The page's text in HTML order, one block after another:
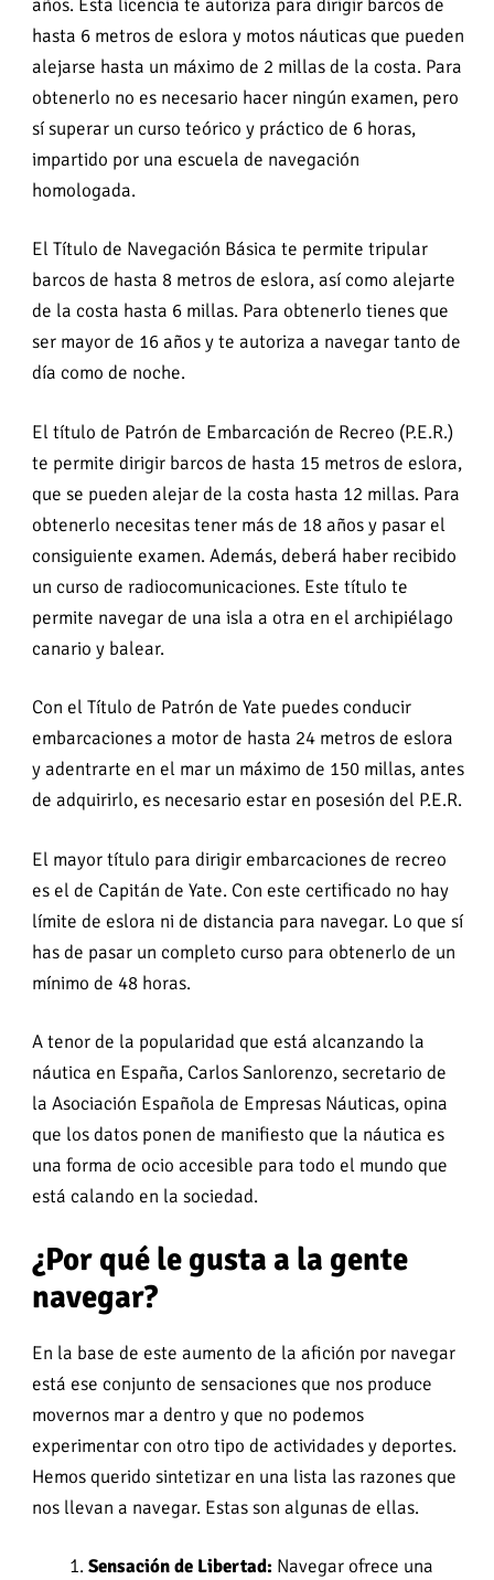
años. Esta licencia te autoriza para dirigir barcos de
hasta 6 metros de eslora y motos náuticas que pueden
alejarse hasta un máximo de 2 millas de la costa. Para
obtenerlo no es necesario hacer ningún examen, pero
sí superar un curso teórico y práctico de 6 horas,
impartido por una escuela de navegación
homologada.
El Título de Navegación Básica te permite tripular
barcos de hasta 8 metros de eslora, así como alejarte
de la costa hasta 6 millas. Para obtenerlo tienes que
ser mayor de 16 años y te autoriza a navegar tanto de
día como de noche.
El título de Patrón de Embarcación de Recreo (P.E.R.)
te permite dirigir barcos de hasta 15 metros de eslora,
que se pueden alejar de la costa hasta 12 millas. Para
obtenerlo necesitas tener más de 18 años y pasar el
consiguiente examen. Además, deberá haber recibido
un curso de radiocomunicaciones. Este título te
permite navegar de una isla a otra en el archipiélago
canario y balear.
Con el Título de Patrón de Yate puedes conducir
embarcaciones a motor de hasta 24 metros de eslora
y adentrarte en el mar un máximo de 150 millas, antes
de adquirirlo, es necesario estar en posesión del P.E.R.
El mayor título para dirigir embarcaciones de recreo
es el de Capitán de Yate. Con este certificado no hay
límite de eslora ni de distancia para navegar. Lo que sí
has de pasar un completo curso para obtenerlo de un
mínimo de 48 horas.
A tenor de la popularidad que está alcanzando la
náutica en España, Carlos Sanlorenzo, secretario de
la Asociación Española de Empresas Náuticas, opina
que los datos ponen de manifiesto que la náutica es
una forma de ocio accesible para todo el mundo que
está calando en la sociedad.
¿Por qué le gusta a la gente
navegar?
En la base de este aumento de la afición por navegar
está ese conjunto de sensaciones que nos produce
movernos mar a dentro y que no podemos
experimentar con otro tipo de actividades y deportes.
Hemos querido sintetizar en una lista las razones que
nos llevan a navegar. Estas son algunas de ellas.
Sensación de Libertad: Navegar ofrece una